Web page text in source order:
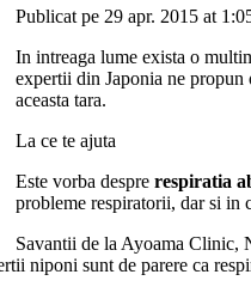
Publicat pe 29 apr. 2015 at
In intreaga lume exista o
expertii din Japonia ne propun
aceasta tara.
La ce te ajuta
Este vorba despre respiratia
probleme respiratorii, dar si in
Savantii de la Ayoama Clinic,
niponi sunt de parere ca